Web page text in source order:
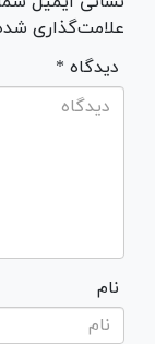
علامت‌گذاری
* دیدگاه
نام